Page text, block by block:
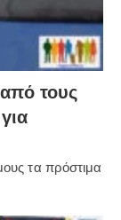
τους
τα πρόστιμα